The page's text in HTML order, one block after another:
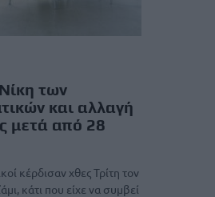
των
και αλλαγή
μετά από 28
κέρδισαν χθες Τρίτη τον
κάτι που είχε να συμβεί